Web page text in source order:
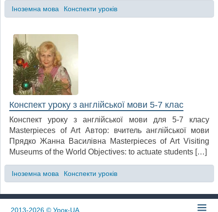
Іноземна мова Конспекти уроків
Конспект уроку з англійської мови 5-7 клас
Конспект уроку з англійської мови для 5-7 класу
Masterpieces of Art Автор: вчитель англійської мови
Прядко Жанна Василівна Masterpieces of Art Visiting
Museums of the World Objectives: to actuate students […]
Іноземна мова Конспекти уроків
2013-2026© Урок-UA